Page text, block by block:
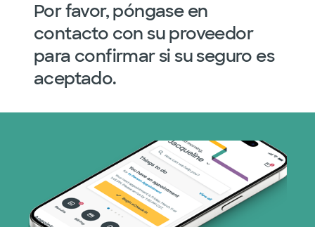
Por favor, póngase en
contacto con su proveedor
para confirmar si su seguro es
aceptado.